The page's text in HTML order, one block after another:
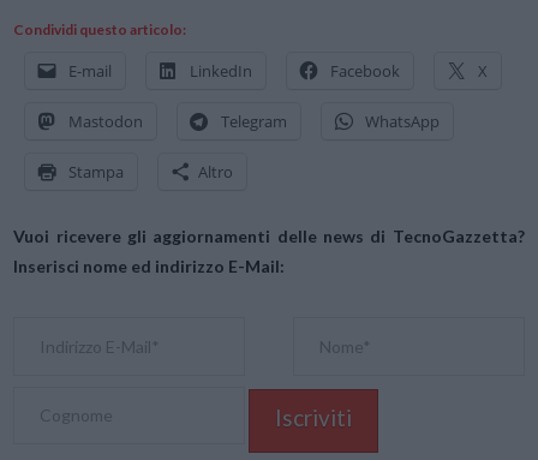
Condividi questo articolo:
E-mail LinkedIn Facebook X
Mastodon Telegram WhatsApp
Stampa Altro
Vuoi ricevere gli aggiornamenti delle news di TecnoGazzetta?
Inserisci nome ed indirizzo E-Mail: